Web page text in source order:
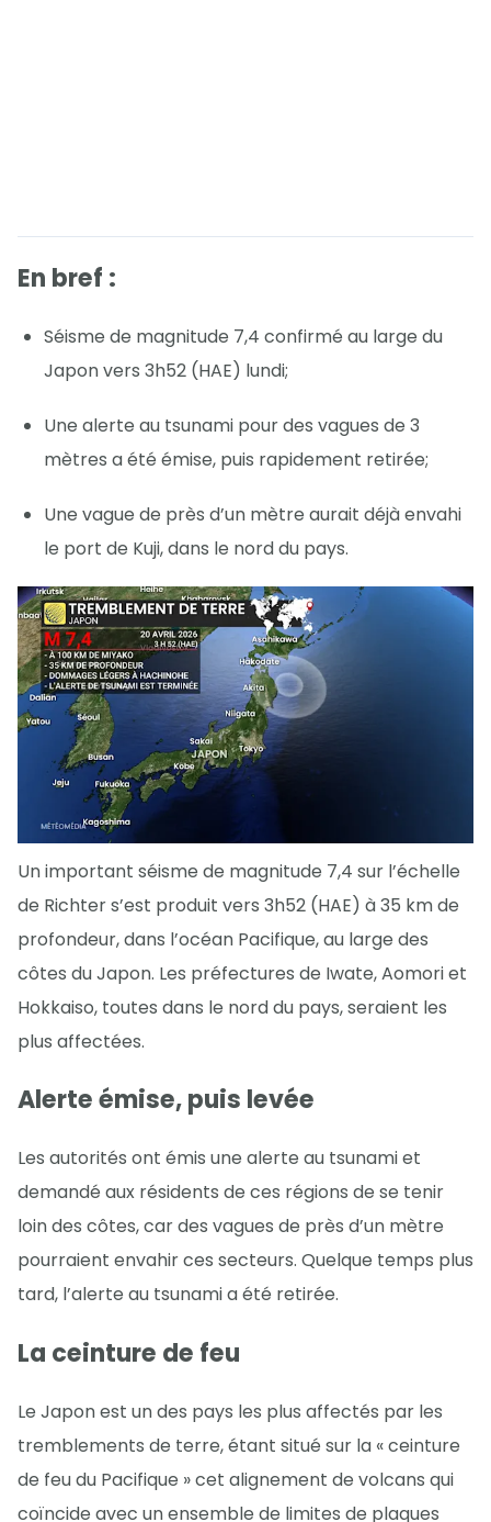
En bref :
Séisme de magnitude 7,4 confirmé au large du
Japon vers 3h52 (HAE) lundi;
Une alerte au tsunami pour des vagues de 3
mètres a été émise, puis rapidement retirée;
Une vague de près d’un mètre aurait déjà envahi
le port de Kuji, dans le nord du pays.
Un important séisme de magnitude 7,4 sur l’échelle
de Richter s’est produit vers 3h52 (HAE) à 35 km de
profondeur, dans l’océan Pacifique, au large des
côtes du Japon. Les préfectures de Iwate, Aomori et
Hokkaiso, toutes dans le nord du pays, seraient les
plus affectées.
Alerte émise, puis levée
Les autorités ont émis une alerte au tsunami et
demandé aux résidents de ces régions de se tenir
loin des côtes, car des vagues de près d’un mètre
pourraient envahir ces secteurs. Quelque temps plus
tard, l’alerte au tsunami a été retirée.
La ceinture de feu
Le Japon est un des pays les plus affectés par les
tremblements de terre, étant situé sur la « ceinture
de feu du Pacifique » cet alignement de volcans qui
coïncide avec un ensemble de limites de plaques